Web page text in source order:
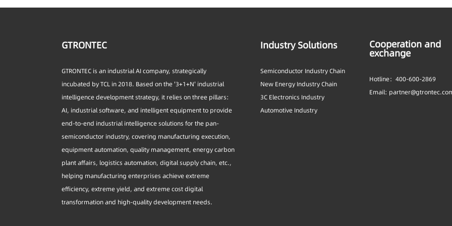
GTRONTEC
GTRONTEC is an industrial AI company, strategically
incubated by TCL in 2018. Based on the '3+1+N' industrial
intelligence development strategy, it relies on three pillars:
AI, industrial software, and intelligent equipment to provide
end-to-end industrial intelligence solutions for the pan-
semiconductor industry, covering manufacturing execution,
equipment automation, quality management, energy carbon
plant affairs, logistics automation, digital supply chain, etc.,
helping manufacturing enterprises achieve extreme
efficiency, extreme yield, and extreme cost digital
transformation and high-quality development needs.
Industry Solutions
Semiconductor Industry Chain
New Energy Industry Chain
3C Electronics Industry
Automotive Industry
Cooperation and
exchange
Hotline：400-600-2869
Email: